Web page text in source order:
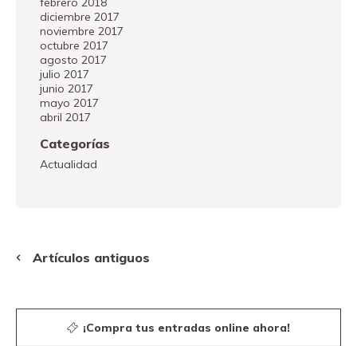
diciembre 2017
noviembre 2017
octubre 2017
agosto 2017
julio 2017
junio 2017
mayo 2017
abril 2017
Categorías
Actualidad
deArtículos antiguos
¡Compra tus entradas online ahora!